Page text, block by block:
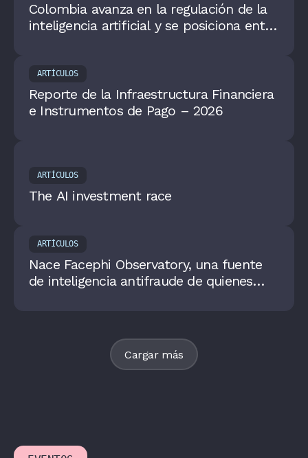
Colombia avanza en la regulación de la
inteligencia artificial y se posiciona entre
ARTÍCULOS
Reporte de la Infraestructura Financiera
e Instrumentos de Pago – 2026
ARTÍCULOS
The AI investment race
ARTÍCULOS
Nace Facephi Observatory, una fuente
de inteligencia antifraude de quienes
Cargar más